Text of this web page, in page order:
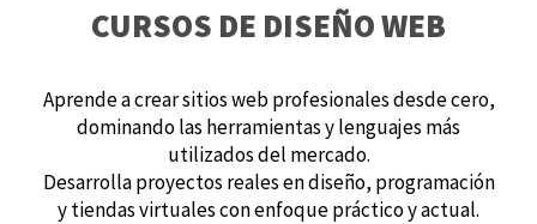
CURSOS DE DISEÑO WEB
Aprende a crear sitios web profesionales desde cero,
dominando las herramientas y lenguajes más
utilizados del mercado.
Desarrolla proyectos reales en diseño, programación
y tiendas virtuales con enfoque práctico y actual.